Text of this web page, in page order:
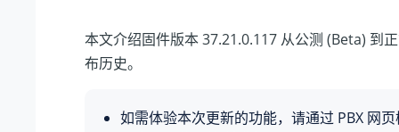
本文介绍固件版本 37.21.0.117 从公测 (Beta) 到
布历史。
如需体验本次更新的功能，请通过 PBX 网